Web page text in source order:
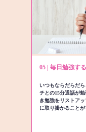
05 | 毎日勉強す
いつもならだらだ
チとの15分通話が
き勉強をリストア
に取り掛かることが